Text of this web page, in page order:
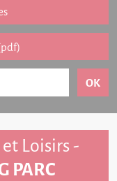
Loisirs -
PARC